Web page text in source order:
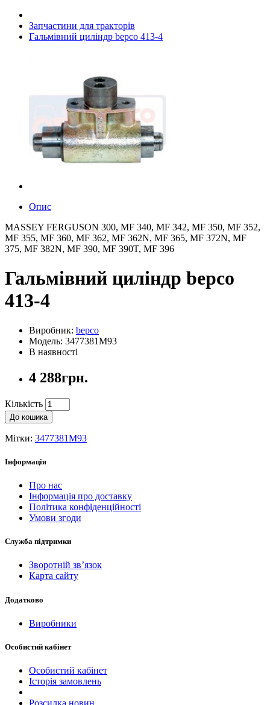
Запчастини для тракторів
Гальмівний циліндр bepco 413-4
Опис
MASSEY FERGUSON 300, MF 340, MF 342, MF 350, MF 352,
MF 355, MF 360, MF 362, MF 362N, MF 365, MF 372N, MF
375, MF 382N, MF 390, MF 390T, MF 396
Гальмівний циліндр bepco
413-4
Виробник: bepco
Модель: 3477381M93
В наявності
4 288грн.
Кількість
До кошика
Мітки: 3477381M93
Інформація
Про нас
Інформація про доставку
Політика конфіденційності
Умови згоди
Служба підтримки
Зворотній зв’язок
Карта сайту
Додатково
Виробники
Особистий кабінет
Особистий кабінет
Історія замовлень
Розсилка новин